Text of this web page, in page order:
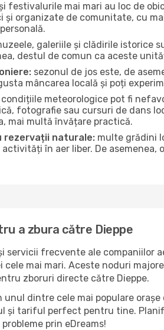
festivalurile mai mari au loc de
și organizate de comunitate, cu
galeriile și clădirile istorice
destul de comun ca aceste
sezonul de jos este, de
mâncarea locală și poți
condițiile meteorologice pot fi
fotografie sau cursuri de dans
mai multă învățare practică.
rezervații naturale: multe grădini
în aer liber. De
a zbura către Dieppe
servicii frecvente ale companiilor
cele mai mari. Aceste noduri
zboruri directe către Dieppe.
unul dintre cele mai populare
și tariful perfect pentru tine.
prin eDreams!